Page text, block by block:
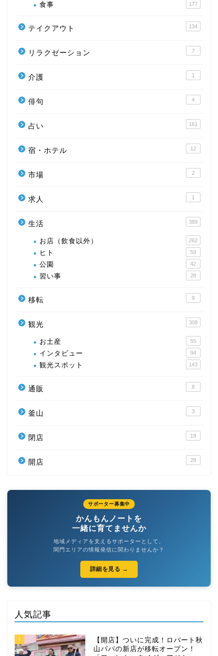
食事 177
テイクアウト 134
リラクゼーション 7
介護 1
俳句 4
占い 161
宿・ホテル 12
市場 2
求人 1
生活 389
お店（飲食以外） 262
ヒト 59
公園 42
習い事 28
移転 9
観光 308
お土産 55
インタビュー 94
観光スポット 143
通販 8
釜山 3
閉店 19
開店 28
サポーター募集中
かんもんノートを
一緒に育てませんか
地域メディアを支えるサポーターとして、
関門エリアの情報発信に関わりませんか？
詳細を見る →
人気記事
1
【開店】ついに完成！ロバート秋
山パパの新店が移転オープン！